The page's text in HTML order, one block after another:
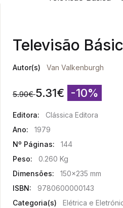
Televisão
Autor(s) Van Valkenburgh
5.90€ 5.31€ -10%
Editora:
Clássica Editora
Ano:
1979
Nº Páginas:
144
Peso:
0.260 Kg
Dimensões:
150x235 mm
ISBN:
9780600000143
Categoria(s)
Elétrica e